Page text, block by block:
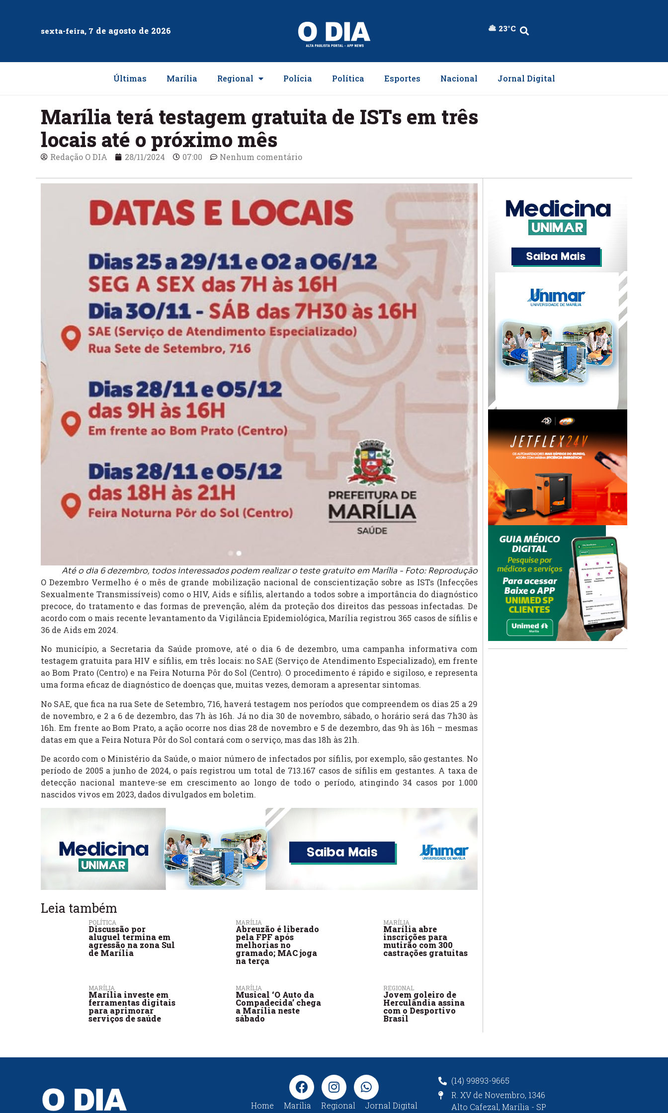
sexta-feira, 7 de agosto de 2026 23°C
Últimas Marília Regional Polícia Política Esportes Nacional Jornal Digital
Marília terá testagem gratuita de ISTs em três
locais até o próximo mês
Redação O DIA 28/11/2024 07:00 Nenhum comentário
Até o dia 6 dezembro, todos interessados podem realizar o teste gratuito em Marília - Foto: Reprodução
O Dezembro Vermelho é o mês de grande mobilização nacional de conscientização sobre as ISTs (Infecções
Sexualmente Transmissíveis) como o HIV, Aids e sífilis, alertando a todos sobre a importância do diagnóstico
precoce, do tratamento e das formas de prevenção, além da proteção dos direitos das pessoas infectadas. De
acordo com o mais recente levantamento da Vigilância Epidemiológica, Marília registrou 365 casos de sífilis e
36 de Aids em 2024.
No município, a Secretaria da Saúde promove, até o dia 6 de dezembro, uma campanha informativa com
testagem gratuita para HIV e sífilis, em três locais: no SAE (Serviço de Atendimento Especializado), em frente
ao Bom Prato (Centro) e na Feira Noturna Pôr do Sol (Centro). O procedimento é rápido e sigiloso, e representa
uma forma eficaz de diagnóstico de doenças que, muitas vezes, demoram a apresentar sintomas.
No SAE, que fica na rua Sete de Setembro, 716, haverá testagem nos períodos que compreendem os dias 25 a 29
de novembro, e 2 a 6 de dezembro, das 7h às 16h. Já no dia 30 de novembro, sábado, o horário será das 7h30 às
16h. Em frente ao Bom Prato, a ação ocorre nos dias 28 de novembro e 5 de dezembro, das 9h às 16h – mesmas
datas em que a Feira Notura Pôr do Sol contará com o serviço, mas das 18h às 21h.
De acordo com o Ministério da Saúde, o maior número de infectados por sífilis, por exemplo, são gestantes. No
período de 2005 a junho de 2024, o país registrou um total de 713.167 casos de sífilis em gestantes. A taxa de
detecção nacional manteve-se em crescimento ao longo de todo o período, atingindo 34 casos por 1.000
nascidos vivos em 2023, dados divulgados em boletim.
Leia também
POLÍTICA
Discussão por
aluguel termina em
agressão na zona Sul
de Marília
MARÍLIA
Abreuzão é liberado
pela FPF após
melhorias no
gramado; MAC joga
na terça
MARÍLIA
Marília abre
inscrições para
mutirão com 300
castrações gratuitas
MARÍLIA
Marília investe em
ferramentas digitais
para aprimorar
serviços de saúde
MARÍLIA
Musical ‘O Auto da
Compadecida’ chega
a Marília neste
sábado
REGIONAL
Jovem goleiro de
Herculândia assina
com o Desportivo
Brasil
Home Marília Regional Jornal Digital
(14) 99893-9665
R. XV de Novembro, 1346
Alto Cafezal, Marília - SP